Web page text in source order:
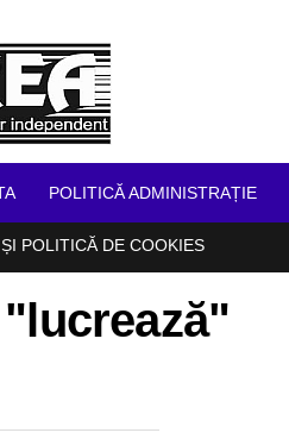
POLITICĂ ADMINISTRAȚIE
POLITICĂ DE COOKIES